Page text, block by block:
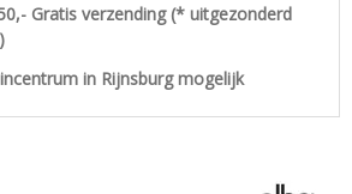
Gratis verzending (* uitgezonderd
in Rijnsburg mogelijk